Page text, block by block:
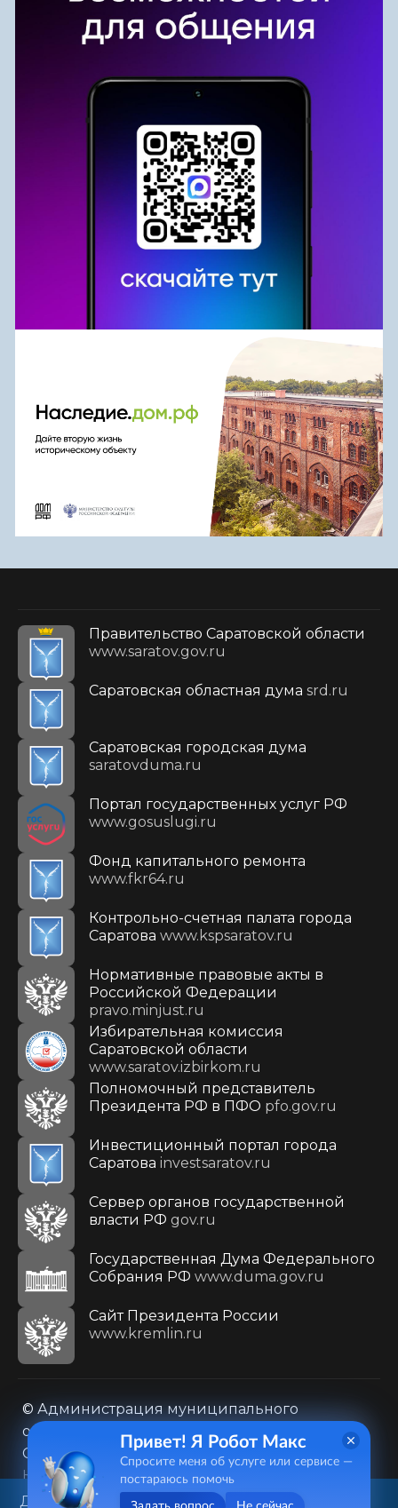
Правительство Саратовской области
www.saratov.gov.ru
Саратовская областная дума srd.ru
Саратовская городская дума
saratovduma.ru
Портал государственных услуг РФ
www.gosuslugi.ru
Фонд капитального ремонта
www.fkr64.ru
Контрольно-счетная палата города
Саратова www.kspsaratov.ru
Нормативные правовые акты в
Российской Федерации
pravo.minjust.ru
Избирательная комиссия
Саратовской области
www.saratov.izbirkom.ru
Полномочный представитель
Президента РФ в ПФО pfo.gov.ru
Инвестиционный портал города
Саратова investsaratov.ru
Сервер органов государственной
власти РФ gov.ru
Государственная Дума Федерального
Собрания РФ www.duma.gov.ru
Cайт Президента России
www.kremlin.ru
© Администрация муниципального
образования городского округа «Город
Саратов»
Контакты
Карта сайта
Политика в отношении обработки
Данный веб-сайт использует
Привет! Я Робот Макс
Спросите меня об услуге или сервисе —
постараюсь помочь